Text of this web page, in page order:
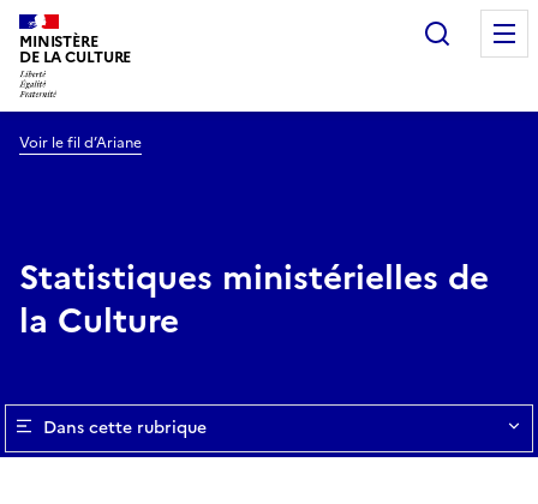
MINISTÈRE
DE LA CULTURE
Voir le fil d’Ariane
Statistiques ministérielles de
la Culture
Dans cette rubrique